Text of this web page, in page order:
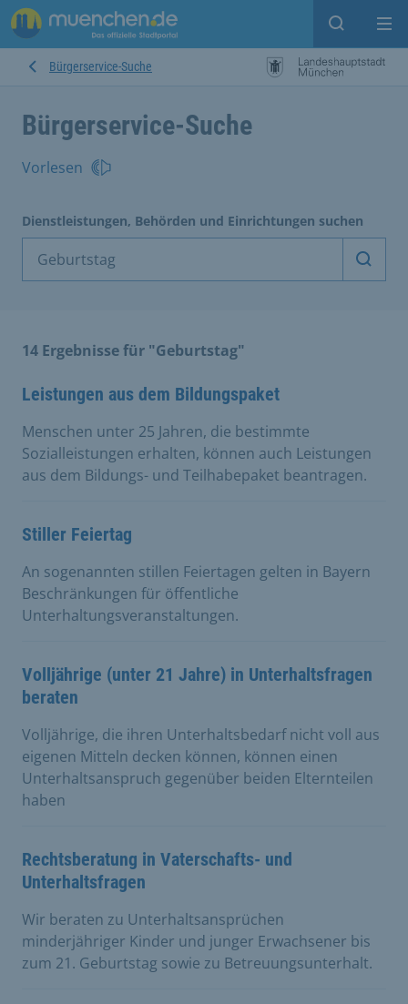
Suche
Bürgerservice-Suche
Bürgerservice-Suche
Vorlesen
Dienstleistungen, Behörden und Einrichtungen suchen
14 Ergebnisse für "Geburtstag"
Leistungen aus dem Bildungspaket
Menschen unter 25 Jahren, die bestimmte
Sozialleistungen erhalten, können auch Leistungen
aus dem Bildungs- und Teilhabepaket beantragen.
Stiller Feiertag
An sogenannten stillen Feiertagen gelten in Bayern
Beschränkungen für öffentliche
Unterhaltungsveranstaltungen.
Volljährige (unter 21 Jahre) in Unterhaltsfragen
beraten
Volljährige, die ihren Unterhaltsbedarf nicht voll aus
eigenen Mitteln decken können, können einen
Unterhaltsanspruch gegenüber beiden Elternteilen
haben
Rechtsberatung in Vaterschafts- und
Unterhaltsfragen
Wir beraten zu Unterhaltsansprüchen
minderjähriger Kinder und junger Erwachsener bis
zum 21. Geburtstag sowie zu Betreuungsunterhalt.